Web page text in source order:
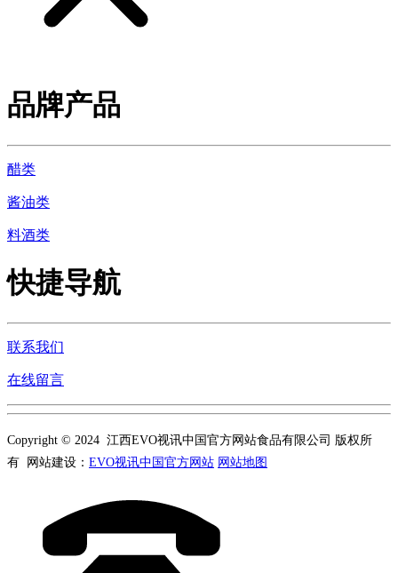
品牌产品
醋类
酱油类
料酒类
快捷导航
联系我们
在线留言
Copyright © 2024 江西EVO视讯中国官方网站食品有限公司 版权所
有 网站建设： EVO视讯中国官方网站 网站地图